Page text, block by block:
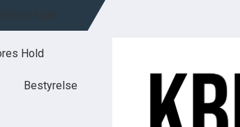
Hold
Bestyrelse